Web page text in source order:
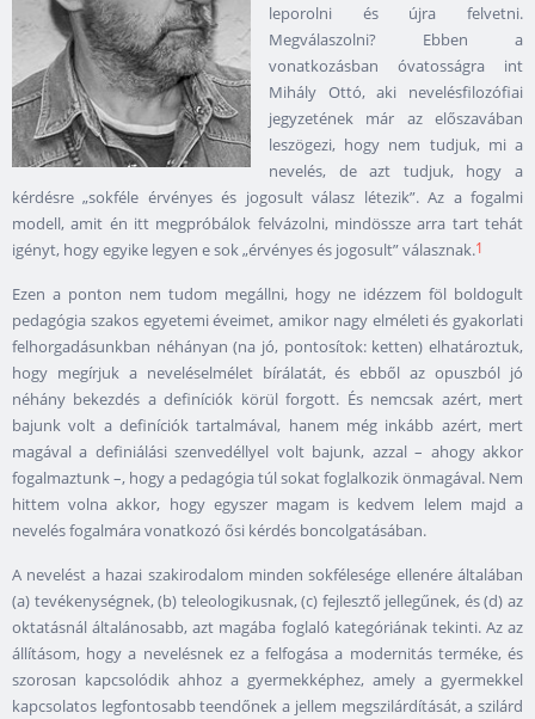
leporolni és újra felvetni.
Megválaszolni? Ebben a
vonatkozásban óvatosságra int
Mihály Ottó, aki nevelésfilozófiai
jegyzetének már az előszavában
leszögezi, hogy nem tudjuk, mi a
nevelés, de azt tudjuk, hogy a
kérdésre „sokféle érvényes és jogosult válasz létezik”. Az a fogalmi
modell, amit én itt megpróbálok felvázolni, mindössze arra tart tehát
igényt, hogy egyike legyen e sok „érvényes és jogosult” válasznak.1
Ezen a ponton nem tudom megállni, hogy ne idézzem föl boldogult
pedagógia szakos egyetemi éveimet, amikor nagy elméleti és gyakorlati
felhorgadásunkban néhányan (na jó, pontosítok: ketten) elhatároztuk,
hogy megírjuk a neveléselmélet bírálatát, és ebből az opuszból jó
néhány bekezdés a definíciók körül forgott. És nemcsak azért, mert
bajunk volt a definíciók tartalmával, hanem még inkább azért, mert
magával a definiálási szenvedéllyel volt bajunk, azzal – ahogy akkor
fogalmaztunk –, hogy a pedagógia túl sokat foglalkozik önmagával. Nem
hittem volna akkor, hogy egyszer magam is kedvem lelem majd a
nevelés fogalmára vonatkozó ősi kérdés boncolgatásában.
A nevelést a hazai szakirodalom minden sokfélesége ellenére általában
(a) tevékenységnek, (b) teleologikusnak, (c) fejlesztő jellegűnek, és (d) az
oktatásnál általánosabb, azt magába foglaló kategóriának tekinti. Az az
állításom, hogy a nevelésnek ez a felfogása a modernitás terméke, és
szorosan kapcsolódik ahhoz a gyermekképhez, amely a gyermekkel
kapcsolatos legfontosabb teendőnek a jellem megszilárdítását, a szilárd